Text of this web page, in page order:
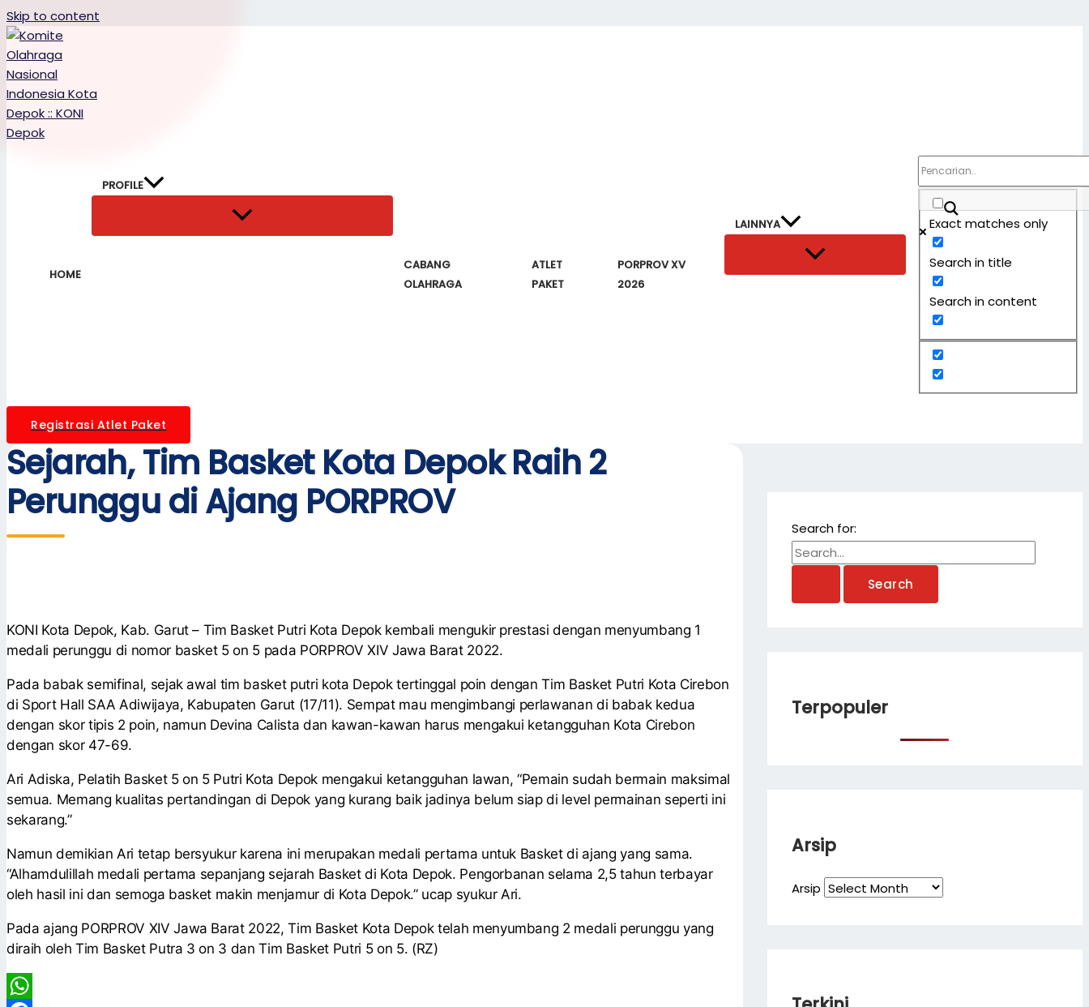
Skip to content
HOME
PROFILE
CABANG
OLAHRAGA
ATLET
PAKET
PORPROV XV
2026
LAINNYA Exact matches only
Search in title
Search in content
Registrasi Atlet Paket
Sejarah, Tim Basket Kota Depok Raih 2
Perunggu di Ajang PORPROV
KONI Kota Depok, Kab. Garut – Tim Basket Putri Kota Depok kembali mengukir prestasi dengan menyumbang 1
medali perunggu di nomor basket 5 on 5 pada PORPROV XIV Jawa Barat 2022.
Pada babak semifinal, sejak awal tim basket putri kota Depok tertinggal poin dengan Tim Basket Putri Kota Cirebon
di Sport Hall SAA Adiwijaya, Kabupaten Garut (17/11). Sempat mau mengimbangi perlawanan di babak kedua
dengan skor tipis 2 poin, namun Devina Calista dan kawan-kawan harus mengakui ketangguhan Kota Cirebon
dengan skor 47-69.
Ari Adiska, Pelatih Basket 5 on 5 Putri Kota Depok mengakui ketangguhan lawan, “Pemain sudah bermain maksimal
semua. Memang kualitas pertandingan di Depok yang kurang baik jadinya belum siap di level permainan seperti ini
sekarang.”
Namun demikian Ari tetap bersyukur karena ini merupakan medali pertama untuk Basket di ajang yang sama.
“Alhamdulillah medali pertama sepanjang sejarah Basket di Kota Depok. Pengorbanan selama 2,5 tahun terbayar
oleh hasil ini dan semoga basket makin menjamur di Kota Depok.” ucap syukur Ari.
Pada ajang PORPROV XIV Jawa Barat 2022, Tim Basket Kota Depok telah menyumbang 2 medali perunggu yang
diraih oleh Tim Basket Putra 3 on 3 dan Tim Basket Putri 5 on 5. (RZ)
Search for:
Terpopuler
Arsip
Arsip